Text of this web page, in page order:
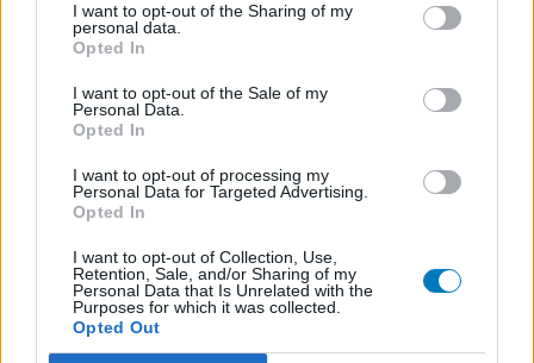
I want to opt-out of the Sharing of my
personal data.
Opted In
I want to opt-out of the Sale of my
Personal Data.
Opted In
I want to opt-out of processing my
Personal Data for Targeted Advertising.
Opted In
I want to opt-out of Collection, Use,
Retention, Sale, and/or Sharing of my
Personal Data that Is Unrelated with the
Purposes for which it was collected.
Opted Out
Nachdem Setralin bei mir unwirksam war wechselte ich
auf dieses SNRI. Hatte nur die ersten paar Tage leichte
Nebenwirkungen in Form von Mundtrockenheit,
Schwindel und nächtliches Schwitzen. Nach 2 Wochen
Depressionen mit einen andauernden Angstgefühl. Das
ist ganz weggegangen und die Lust am Leben kam wieder.
ihre erfahrung 0 Kommentare